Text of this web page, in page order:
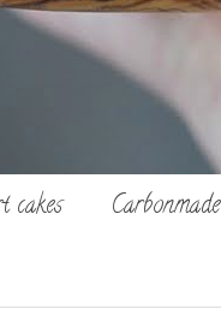
cakes Carbonmade